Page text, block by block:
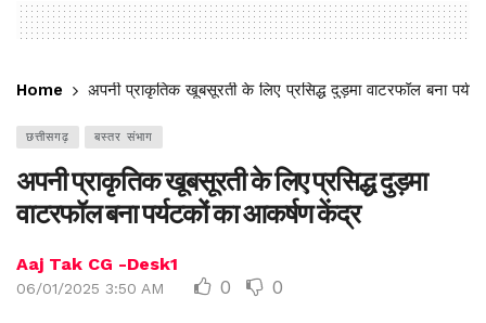
Home अपनी प्राकृतिक खूबसूरती के लिए प्रसिद्ध दुड़मा वाटरफॉल बना
छत्तीसगढ़ बस्तर संभाग
अपनी प्राकृतिक खूबसूरती के लिए प्रसिद्ध दुड़मा
वाटरफॉल बना पर्यटकों का आकर्षण केंद्र
Aaj Tak CG -Desk1
06/01/2025 3:50 AM 0 0